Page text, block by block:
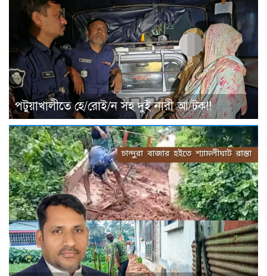
পটুয়াখালীতে হে/রোই/ন সহ দুই নারী আ/টক!!